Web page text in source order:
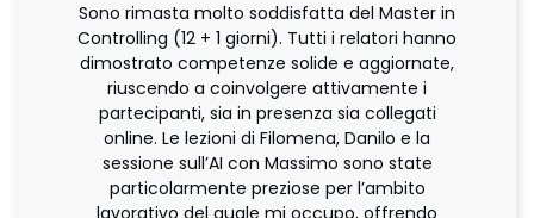
Sono rimasta molto soddisfatta del Master in
Controlling (12 + 1 giorni). Tutti i relatori hanno
dimostrato competenze solide e aggiornate,
riuscendo a coinvolgere attivamente i
partecipanti, sia in presenza sia collegati
online. Le lezioni di Filomena, Danilo e la
sessione sull’AI con Massimo sono state
particolarmente preziose per l’ambito